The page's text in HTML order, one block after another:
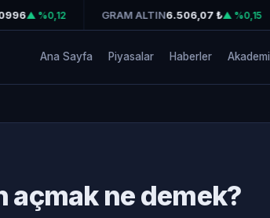
▲ %0,12 GRAM ALTIN6.506,07 ₺▲ %0,15
Ana Sayfa Piyasalar Haberler Akademi
açmak ne demek?